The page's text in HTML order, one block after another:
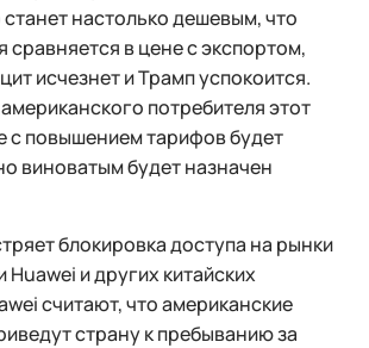
настолько дешевым, что
сравняется в цене с экспортом,
исчезнет и Трамп успокоится.
потребителя этот
с повышением тарифов будет
виноватым будет назначен
блокировка доступа на рынки
и других китайских
считают, что американские
страну к пребыванию за